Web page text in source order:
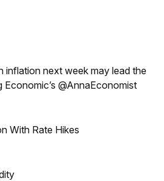
inflation next week may lead the
@AnnaEconomist
With Rate Hikes